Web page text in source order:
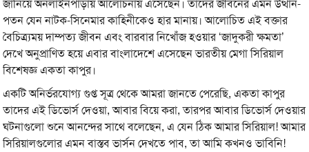
জানিয়ে অনলাইনপাড়ায় আলোচনায় এসেছেন। তাদের জীবনের এমন উত্থান-
পতন যেন নাটক-সিনেমার কাহিনীকেও হার মানায়। আলোচিত এই বক্তার
বৈচিত্র্যময় দাম্পত্য জীবন এবং বারবার নিখোঁজ হওয়ার ‘জাদুকরী ক্ষমতা’
দেখে অনুপ্রাণিত হয়ে এবার বাংলাদেশে এসেছেন ভারতীয় মেগা সিরিয়াল
বিশেষজ্ঞ একতা কাপুর।
একটি অনির্ভরযোগ্য গুপ্ত সূত্র থেকে আমরা জানতে পেরেছি, একতা কাপুর
তাদের এই ডিভোর্স দেওয়া, আবার বিয়ে করা, তারপর আবার ডিভোর্স দেওয়ার
ঘটনাগুলো শুনে আনন্দের সাথে বলেছেন, এ যেন ঠিক আমার সিরিয়াল! আমার
সিরিয়ালগুলোর এমন বাস্তব ভার্সন দেখতে পাব, তা আমি কখনও ভাবিনি!